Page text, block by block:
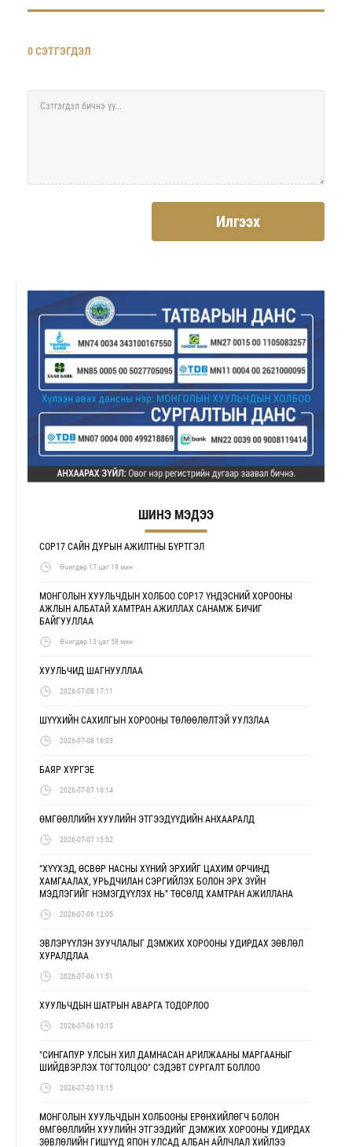
0 СЭТГЭГДЭЛ
Илгээх
ШИНЭ МЭДЭЭ
COP17 САЙН ДУРЫН АЖИЛТНЫ БҮРТГЭЛ
Өчигдөр 17 цаг 19 мин
МОНГОЛЫН ХУУЛЬЧДЫН ХОЛБОО COP17 ҮНДЭСНИЙ ХОРООНЫ
АЖЛЫН АЛБАТАЙ ХАМТРАН АЖИЛЛАХ САНАМЖ БИЧИГ
БАЙГУУЛЛАА
Өчигдөр 13 цаг 58 мин
ХУУЛЬЧИД ШАГНУУЛЛАА
2026-07-08 17:11
ШҮҮХИЙН САХИЛГЫН ХОРООНЫ ТӨЛӨӨЛӨЛТЭЙ УУЛЗЛАА
2026-07-08 16:03
БАЯР ХҮРГЭЕ
2026-07-07 16:14
ӨМГӨӨЛЛИЙН ХУУЛИЙН ЭТГЭЭДҮҮДИЙН АНХААРАЛД
2026-07-07 15:52
“ХҮҮХЭД, ӨСВӨР НАСНЫ ХҮНИЙ ЭРХИЙГ ЦАХИМ ОРЧИНД
ХАМГААЛАХ, УРЬДЧИЛАН СЭРГИЙЛЭХ БОЛОН ЭРХ ЗҮЙН
МЭДЛЭГИЙГ НЭМЭГДҮҮЛЭХ НЬ” ТӨСӨЛД ХАМТРАН АЖИЛЛАНА
2026-07-06 12:05
ЭВЛЭРҮҮЛЭН ЗУУЧЛАЛЫГ ДЭМЖИХ ХОРООНЫ УДИРДАХ ЗӨВЛӨЛ
ХУРАЛДЛАА
2026-07-06 11:51
ХУУЛЬЧДЫН ШАТРЫН АВАРГА ТОДОРЛОО
2026-07-06 10:15
"СИНГАПУР УЛСЫН ХИЛ ДАМНАСАН АРИЛЖААНЫ МАРГААНЫГ
ШИЙДВЭРЛЭХ ТОГТОЛЦОО" СЭДЭВТ СУРГАЛТ БОЛЛОО
2026-07-03 13:15
МОНГОЛЫН ХУУЛЬЧДЫН ХОЛБООНЫ ЕРӨНХИЙЛӨГЧ БОЛОН
ӨМГӨӨЛЛИЙН ХУУЛИЙН ЭТГЭЭДИЙГ ДЭМЖИХ ХОРООНЫ УДИРДАХ
ЗӨВЛӨЛИЙН ГИШҮҮД ЯПОН УЛСАД АЛБАН АЙЛЧЛАЛ ХИЙЛЭЭ